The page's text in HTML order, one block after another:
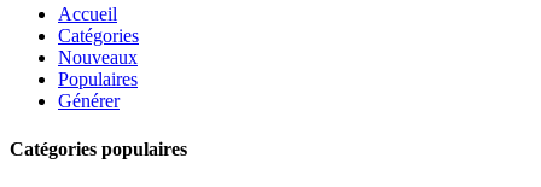
Accueil
Catégories
Nouveaux
Populaires
Générer
Catégories populaires